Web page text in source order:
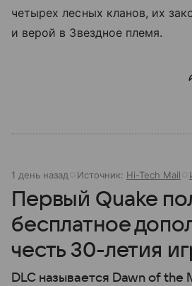
четырех лесных кланов, их
и верой в Звездное племя.
1 день назад Источник: Hi-Tech Mail
Первый Quake
бесплатное
честь 30-летия
DLC называется Dawn of the